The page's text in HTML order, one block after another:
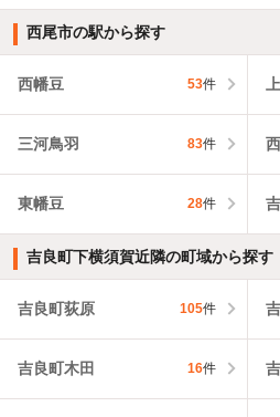
西尾市の駅から探す
西幡豆 53件
三河鳥羽 83件
東幡豆 28件
吉良町下横須賀近隣の町域から探す
吉良町荻原 105件
吉良町木田 16件